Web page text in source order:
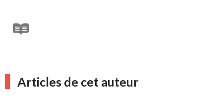
Articles de cet auteur